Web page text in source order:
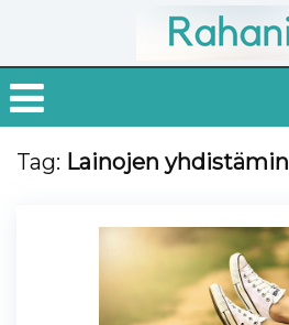
Tag: Lainojen